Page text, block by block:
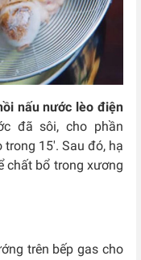
nấu nước lèo điện
đã sôi, cho phần
15′. Sau đó, hạ
chất bổ trong xương
trên bếp gas cho